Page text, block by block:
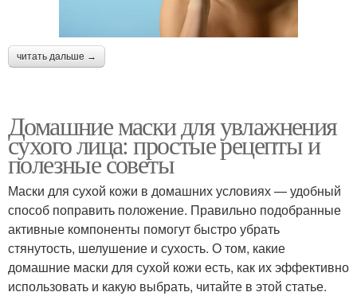
читать дальше →
Домашние маски для увлажнения
сухого лица: простые рецепты и
полезные советы
Маски для сухой кожи в домашних условиях — удобный
способ поправить положение. Правильно подобранные
активные компоненты помогут быстро убрать
стянутость, шелушение и сухость. О том, какие
домашние маски для сухой кожи есть, как их эффективно
использовать и какую выбрать, читайте в этой статье.